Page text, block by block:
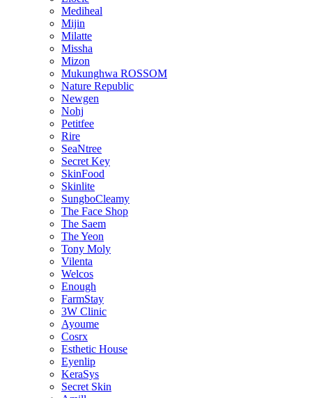
Mediheal
Mijin
Milatte
Missha
Mizon
Mukunghwa ROSSOM
Nature Republic
Newgen
Nohj
Petitfee
Rire
SeaNtree
Secret Key
SkinFood
Skinlite
SungboCleamy
The Face Shop
The Saem
The Yeon
Tony Moly
Vilenta
Welcos
Enough
FarmStay
3W Clinic
Ayoume
Cosrx
Esthetic House
Eyenlip
KeraSys
Secret Skin